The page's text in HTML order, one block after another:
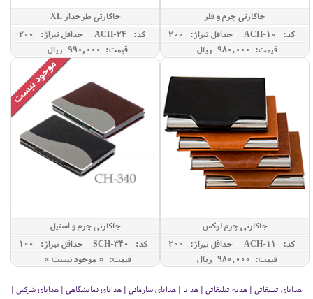
جاکارتی چرم و فلز
کد: ACH-10
حداقل تيراژ: 200
قیمت: 980,000 ريال
جاکارتی طرحدار XL
کد: ACH-24
حداقل تيراژ: 200
قیمت: 990,000 ريال
جاکارتی چرم لوکس
کد: ACH-11
حداقل تيراژ: 200
قیمت: 980,000 ريال
جاکارتی چرم و استیل
کد: SCH-340
حداقل تيراژ: 100
قیمت: « موجود نیست »
هدایای تبلیغاتی | هدیه تبلیغاتی | هدایا | هدایای سازمانی | هدایای نمایشگاهی | هدایای شرکتی |